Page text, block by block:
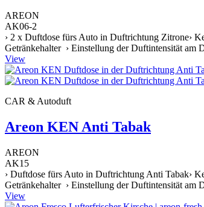
AREON
AK06-2
› 2 x Duftdose fürs Auto in Duftrichtung Zitrone›
Getränkehalter › Einstellung der Duftintensität am
View
CAR & Autoduft
Areon KEN Anti Tabak
AREON
AK15
› Duftdose fürs Auto in Duftrichtung Anti Tabak›
Getränkehalter › Einstellung der Duftintensität am
View